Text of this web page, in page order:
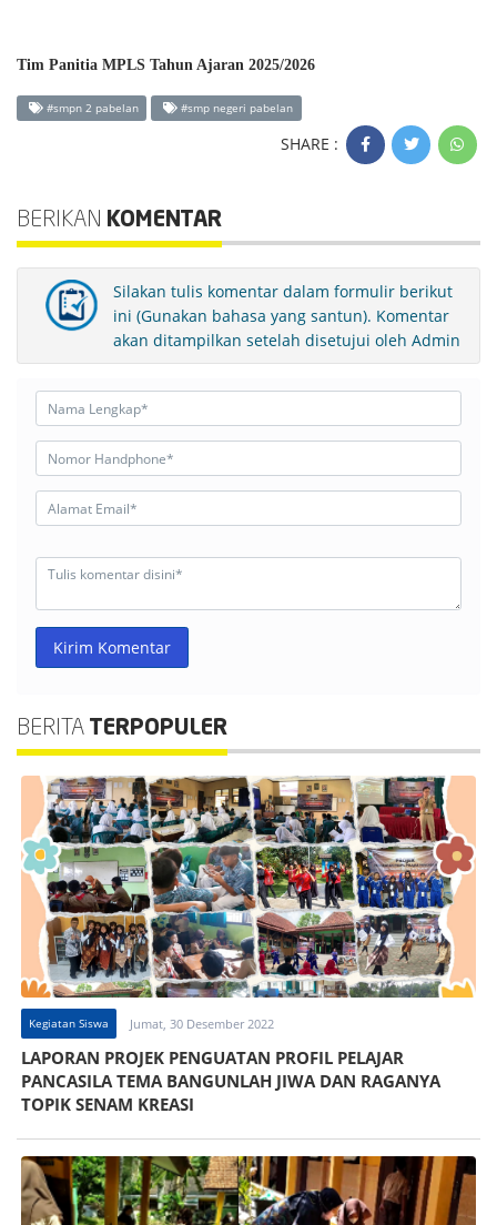
Tim Panitia MPLS Tahun Ajaran 2025/2026
#smpn 2 pabelan #smp negeri pabelan
SHARE :
BERIKAN KOMENTAR
Silakan tulis komentar dalam formulir berikut
ini (Gunakan bahasa yang santun). Komentar
akan ditampilkan setelah disetujui oleh Admin
Kirim Komentar
BERITA TERPOPULER
Kegiatan Siswa Jumat, 30 Desember 2022
LAPORAN PROJEK PENGUATAN PROFIL PELAJAR
PANCASILA TEMA BANGUNLAH JIWA DAN RAGANYA
TOPIK SENAM KREASI